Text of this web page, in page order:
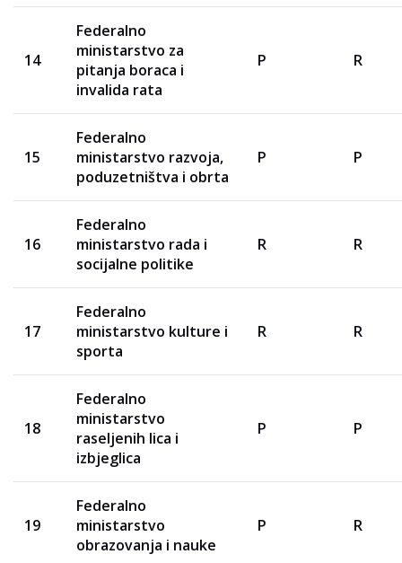
14
Federalno
ministarstvo za
pitanja boraca i
invalida rata
P R
15
Federalno
ministarstvo razvoja,
poduzetništva i obrta
P P
16
Federalno
ministarstvo rada i
socijalne politike
R R
17
Federalno
ministarstvo kulture i
sporta
R R
18
Federalno
ministarstvo
raseljenih lica i
izbjeglica
P P
19
Federalno
ministarstvo
obrazovanja i nauke
P R